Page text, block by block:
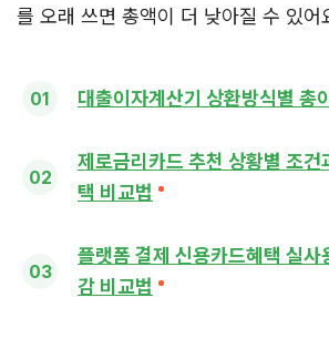
를 오래 쓰면 총액이 더 낮아질 수 있어
대출이자계산기 상환방식별 총
제로금리카드 추천 상황별 조건
택 비교법
플랫폼 결제 신용카드혜택 실사
감 비교법